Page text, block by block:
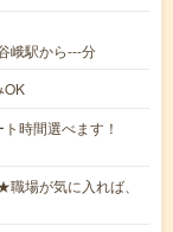
峨駅から---分
時間選べます！
場が気に入れば、